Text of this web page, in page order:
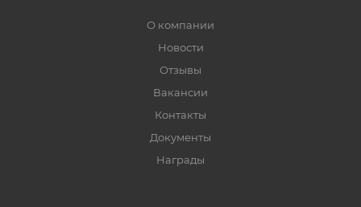
О компании
Новости
Отзывы
Вакансии
Контакты
Документы
Награды